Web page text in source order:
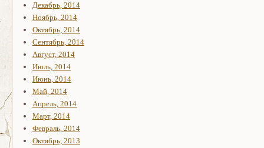
Декабрь, 2014
Ноябрь, 2014
Октябрь, 2014
Сентябрь, 2014
Август, 2014
Июль, 2014
Июнь, 2014
Май, 2014
Апрель, 2014
Март, 2014
Февраль, 2014
Октябрь, 2013